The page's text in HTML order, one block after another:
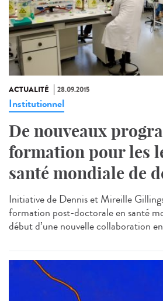
ACTUALITÉ 28.09.2015
Institutionnel
De nouveaux
formation pour les
santé mondiale de
Initiative de Dennis et Mireille
formation post-doctorale en santé
début d’une nouvelle collaboration